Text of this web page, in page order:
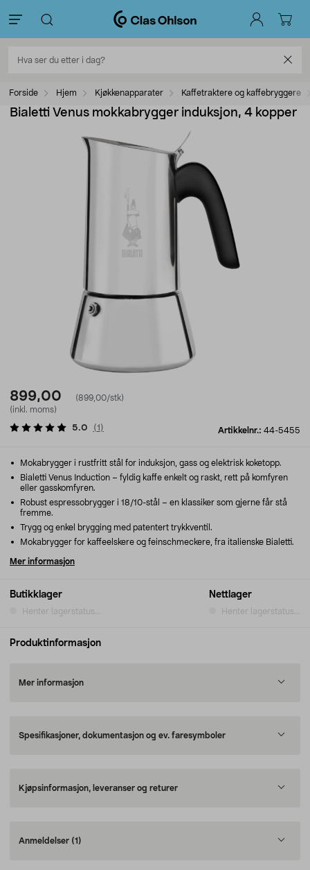
Forside Hjem Kjøkkenapparater Kaffetraktere og kaffebryggere
Bialetti Venus mokkabrygger induksjon, 4 kopper
899,00
(899,00/stk)
(inkl. moms)
Artikkelnr.: 44-5455
5.0 (1 )
Butikklager
Henter lagerstatus...
Nettlager
Henter lagerstatus...
Mokabrygger i rustfritt stål for induksjon, gass og elektrisk koketopp.
Bialetti Venus Induction – fyldig kaffe enkelt og raskt, rett på komfyren
eller gasskomfyren.
Robust espressobrygger i 18/10-stål – en klassiker som gjerne får stå
fremme.
Trygg og enkel brygging med patentert trykkventil.
Mokabrygger for kaffeelskere og feinschmeckere, fra italienske Bialetti.
Mer informasjon
Produktinformasjon
Mer informasjon
Spesifikasjoner, dokumentasjon og ev. faresymboler
Kjøpsinformasjon, leveranser og returer
Anmeldelser (1)